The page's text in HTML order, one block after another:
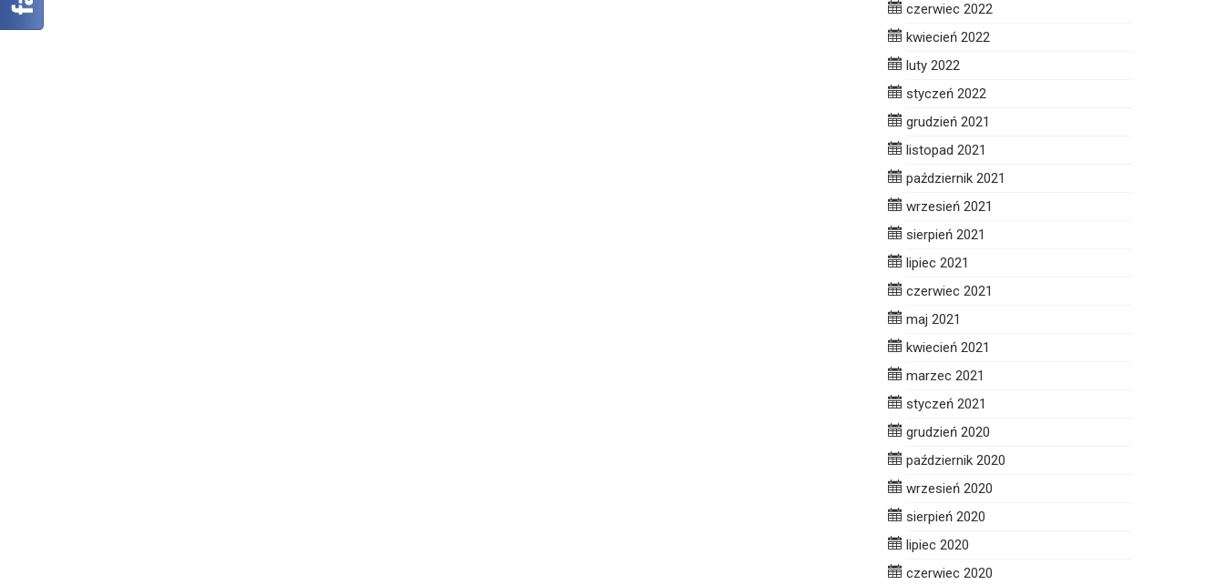
czerwiec 2022
kwiecień 2022
luty 2022
styczeń 2022
grudzień 2021
listopad 2021
październik 2021
wrzesień 2021
sierpień 2021
lipiec 2021
czerwiec 2021
maj 2021
kwiecień 2021
marzec 2021
styczeń 2021
grudzień 2020
październik 2020
wrzesień 2020
sierpień 2020
lipiec 2020
czerwiec 2020